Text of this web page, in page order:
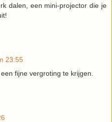
dalen, een mini-projector die je
23:55
fijne vergroting te krijgen.